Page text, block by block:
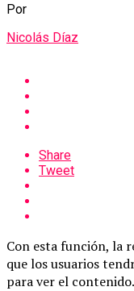
Por
Nicolás Díaz
Share
Tweet
Con esta función, la
que los usuarios
para ver el contenido.